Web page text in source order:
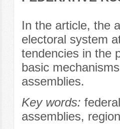
In the article, the
electoral system
tendencies in the
basic
assemblies.
Key words:
assemblies,